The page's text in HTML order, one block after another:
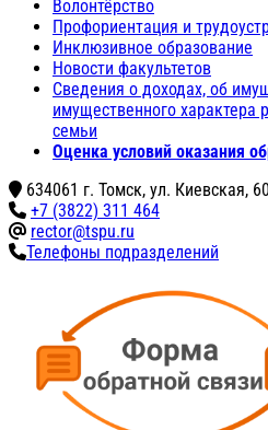
Волонтёрство
Профориентация и
Инклюзивное образование
Новости факультетов
Сведения о доходах, об
имущественного характера
семьи
Оценка условий оказания
634061 г. Томск, ул. Киевская,
+7 (3822) 311 464
rector@tspu.ru
Телефоны подразделений